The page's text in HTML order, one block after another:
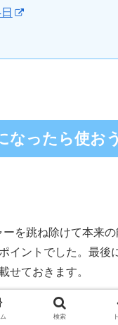
なったら使おう
ーを跳ね除けて本来
イントでした。最後
せておきます。
検索